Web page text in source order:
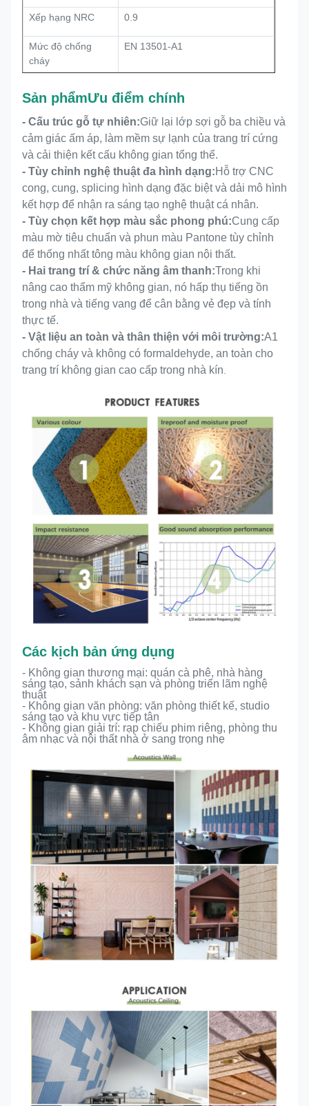
Xếp hạng NRC 0.9
Mức độ chống
cháy
EN 13501-A1
Mức độ môi
trường
E1, không chứa formaldehyde
Chức năng cốt lõi
Thu hút âm thanh hiệu quả cao
và trang trí không gian
Chức năng cốt lõi
Ngậm âm thanh và trang trí nội
thất
Giấy chứng nhận
CE,FSC,EN 13501-1 B,ASTM
E84 lớp A,
Sản phẩmƯu điểm chính
- Cấu trúc gỗ tự nhiên:Giữ lại lớp sợi gỗ ba chiều và
cảm giác ấm áp, làm mềm sự lạnh của trang trí cứng
và cải thiện kết cấu không gian tổng thể.
- Tùy chỉnh nghệ thuật đa hình dạng:Hỗ trợ CNC
cong, cung, splicing hình dạng đặc biệt và dải mô hình
kết hợp để nhận ra sáng tạo nghệ thuật cá nhân.
- Tùy chọn kết hợp màu sắc phong phú:Cung cấp
màu mờ tiêu chuẩn và phun màu Pantone tùy chỉnh
để thống nhất tông màu không gian nội thất.
- Hai trang trí & chức năng âm thanh:Trong khi
nâng cao thẩm mỹ không gian, nó hấp thụ tiếng ồn
trong nhà và tiếng vang để cân bằng vẻ đẹp và tính
thực tế.
- Vật liệu an toàn và thân thiện với môi trường:A1
chống cháy và không có formaldehyde, an toàn cho
trang trí không gian cao cấp trong nhà kín
Các kịch bản ứng dụng
- Không gian thương mại: quán cà phê, nhà hàng
sáng tạo, sảnh khách sạn và phòng triển lãm nghệ
thuật
- Không gian văn phòng: văn phòng thiết kế, studio
sáng tạo và khu vực tiếp tân
- Không gian giải trí: rạp chiếu phim riêng, phòng thu
âm nhạc và nội thất nhà ở sang trọng nhẹ